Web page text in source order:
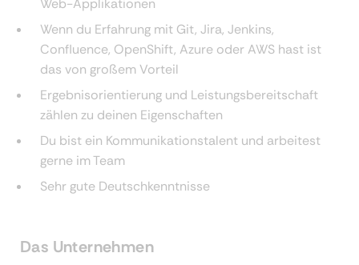
Web-Applikationen
Wenn du Erfahrung mit Git, Jira, Jenkins,
Confluence, OpenShift, Azure oder AWS hast ist
das von großem Vorteil
Ergebnisorientierung und Leistungsbereitschaft
zählen zu deinen Eigenschaften
Du bist ein Kommunikationstalent und arbeitest
gerne im Team
Sehr gute Deutschkenntnisse
Das Unternehmen